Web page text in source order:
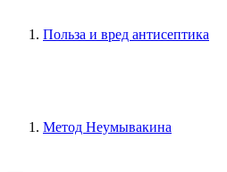
Польза и вред антисептика
Метод Неумывакина